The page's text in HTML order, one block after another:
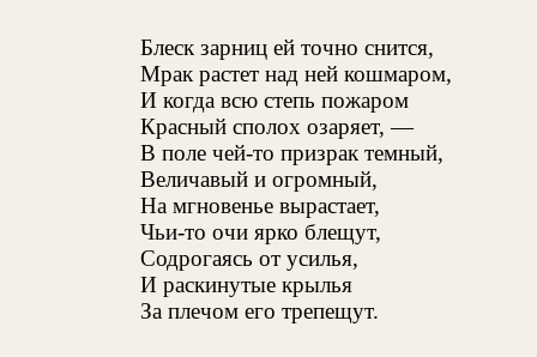
Блеск зарниц ей точно снится,
Мрак растет над ней кошмаром,
И когда всю степь пожаром
Красный сполох озаряет, —
В поле чей-то призрак темный,
Величавый и огромный,
На мгновенье вырастает,
Чьи-то очи ярко блещут,
Содрогаясь от усилья,
И раскинутые крылья
За плечом его трепещут.